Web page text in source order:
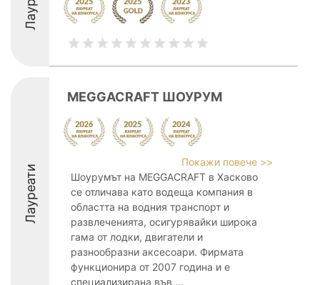
Лауреати
MEGGACRAFT ШОУРУМ
Покажи повече >>
Шоурумът на MEGGACRAFT в Хасково
се отличава като водеща компания в
областта на водния транспорт и
развлеченията, осигурявайки широка
гама от лодки, двигатели и
разнообразни аксесоари. Фирмата
функционира от 2007 година и е
специализирана във ...